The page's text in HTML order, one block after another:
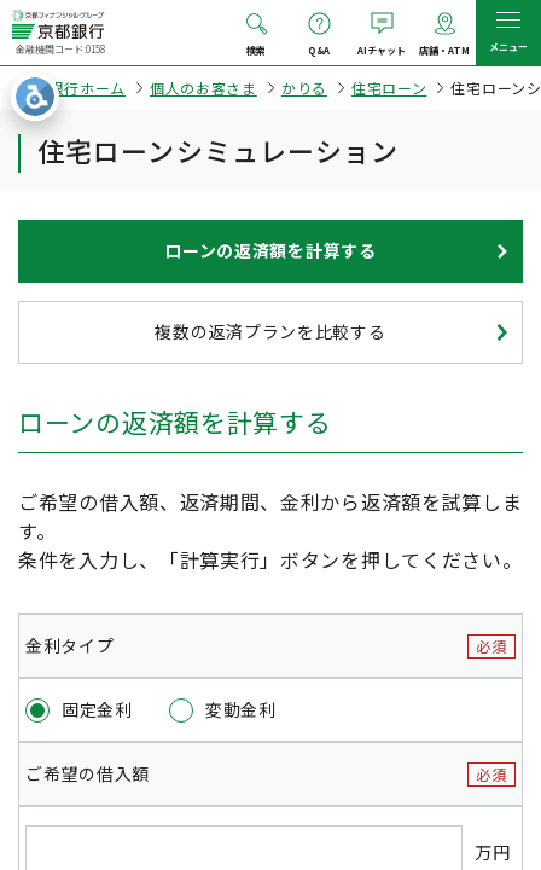
金融機関コード:0158 検索 Q&A AIチャット 店舗・ATM メニュー
京都銀行ホーム 個人のお客さま かりる 住宅ローン 住宅ローン
住宅ローンシミュレーション
ローンの返済額を計算する
複数の返済プランを比較する
ローンの返済額を計算する
ご希望の借入額、返済期間、金利から返済額を試算しま
す。
条件を入力し、「計算実行」ボタンを押してください。
金利タイプ 必須
固定金利 変動金利
ご希望の借入額 必須
万円